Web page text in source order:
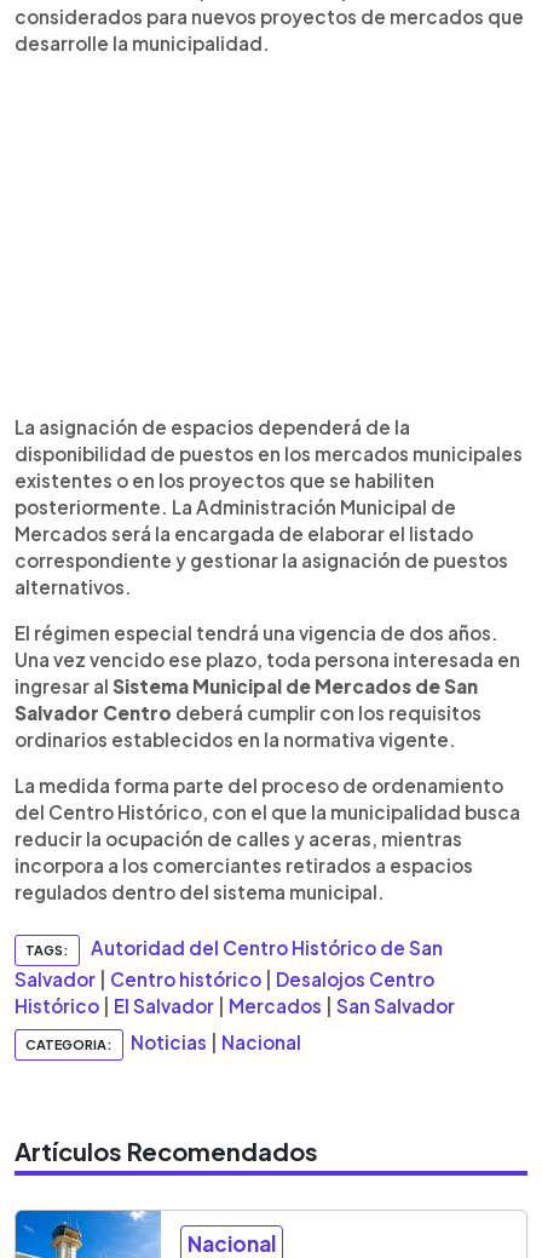
considerados para nuevos proyectos de mercados que
desarrolle la municipalidad.
La asignación de espacios dependerá de la
disponibilidad de puestos en los mercados municipales
existentes o en los proyectos que se habiliten
posteriormente. La Administración Municipal de
Mercados será la encargada de elaborar el listado
correspondiente y gestionar la asignación de puestos
alternativos.
El régimen especial tendrá una vigencia de dos años.
Una vez vencido ese plazo, toda persona interesada en
ingresar al Sistema Municipal de Mercados de San
Salvador Centro deberá cumplir con los requisitos
ordinarios establecidos en la normativa vigente.
La medida forma parte del proceso de ordenamiento
del Centro Histórico, con el que la municipalidad busca
reducir la ocupación de calles y aceras, mientras
incorpora a los comerciantes retirados a espacios
regulados dentro del sistema municipal.
TAGS:
Autoridad del Centro Histórico de San
Salvador
Centro histórico
Desalojos Centro
Histórico
El Salvador Mercados San Salvador
CATEGORIA: Noticias Nacional
Artículos Recomendados
Nacional